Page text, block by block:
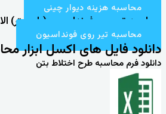
محاسبه هزینه دیوار چینی
محاسبه تیر روی فونداسیون (یا بستر)
محاسبه تیر روی فونداسیون
دانلود فایل های اکسل ابزار
دانلود فرم محاسبه طرح اختلاط بتن